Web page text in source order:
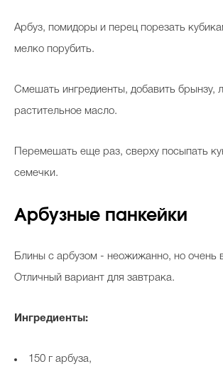
Арбуз, помидоры и перец порезать
мелко порубить.
Смешать ингредиенты, добавить брынзу,
растительное масло.
Перемешать еще раз, сверху посыпать
семечки.
Арбузные панкейки
Блины с арбузом - неожижанно, но очень
Отличный вариант для завтрака.
Ингредиенты:
150 г арбуза,